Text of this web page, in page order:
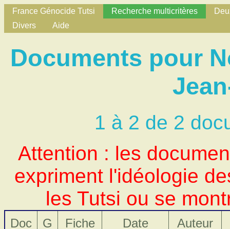
France Génocide Tutsi Recherche multicritères
Divers
Aide
Documents pour
1 à 2 de 2
Attention : les
expriment l'idéologie
les Tutsi ou se
Doc G Fiche Date Auteur